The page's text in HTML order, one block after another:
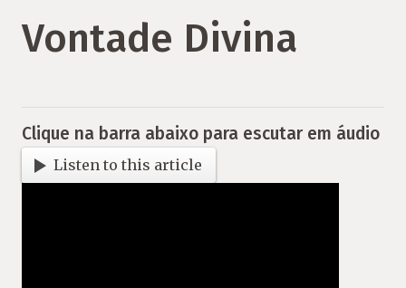
Vontade Divina
Clique na barra abaixo para escutar em áudio
Listen to this article